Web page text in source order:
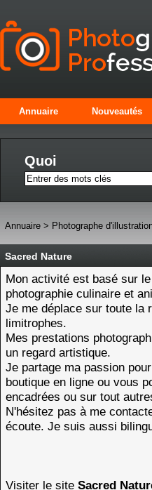
Annuaire Nouveautés
Quoi
Annuaire > Photographe
Sacred Nature
Mon activité est basé sur
photographie culinaire et
Je me déplace sur toute la
limitrophes.
Mes prestations
un regard artistique.
Je partage ma passion
boutique en ligne ou vous
encadrées ou sur tout
N'hésitez pas à me
écoute. Je suis aussi
Visiter le site Sacred